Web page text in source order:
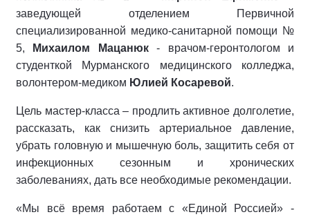
заведующей отделением Первичной
специализированной медико-санитарной помощи №
5,
Михаилом Мацанюк- врачом-геронтологом и
студенткой Мурманского медицинского колледжа,
волонтером-медиком Юлией Косаревой.
Цель мастер-класса – продлить активное долголетие,
рассказать, как снизить артериальное давление,
убрать головную и мышечную боль, защитить себя от
инфекционных сезонным и хронических
заболеваниях, дать все необходимые рекомендации.
«Мы всё время работаем с «Единой Россией» -